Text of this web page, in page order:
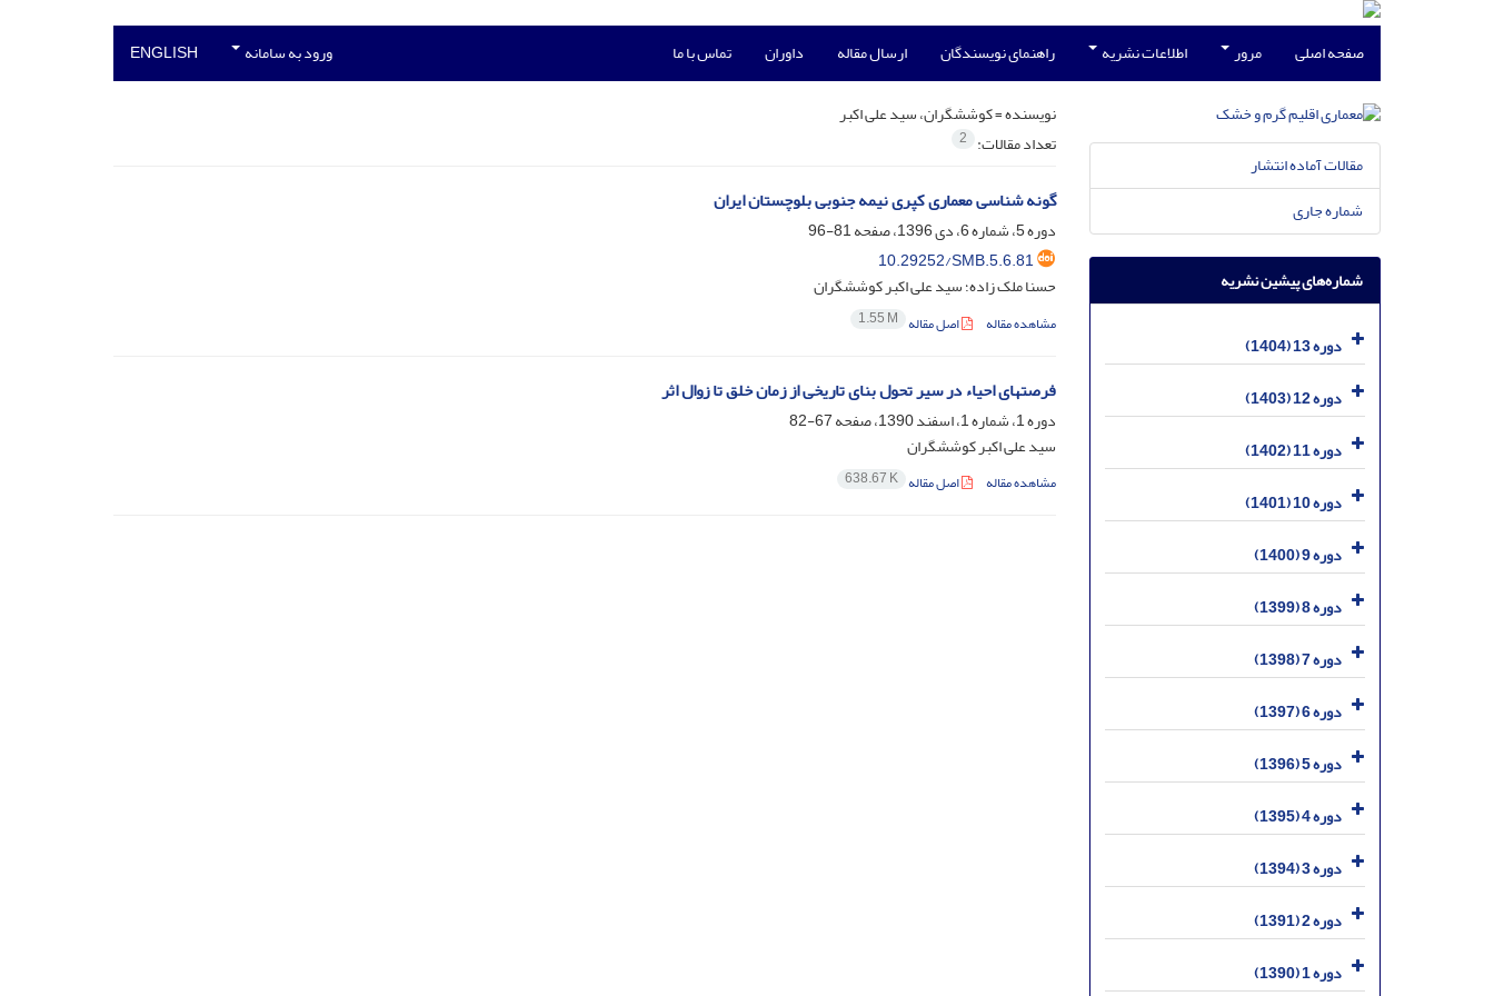
صفحه اصلی مرور اطلاعات نشریه راهنمای نویسندگان ارسال مقاله داوران تماس با ما ورود به سامانه ENGLISH
نویسنده =کوششگران، سید علی اکبر
تعداد مقالات: 2
گونه شناسی معماری کپری نیمه جنوبی بلوچستان ایران
دوره 5، شماره 6، دی 1396، صفحه
81-96
10.29252/SMB.5.6.81
حسنا ملک زاده؛ سید علی اکبر کوششگران
مشاهده مقاله اصل مقاله 1.55 M
فرصتهای احیاء در سیر تحول بنای تاریخی از زمان خلق تا زوال اثر
دوره 1، شماره 1، اسفند 1390، صفحه
67-82
سید علی اکبر کوششگران
مشاهده مقاله اصل مقاله 638.67 K
مقالات آماده انتشار
شماره جاری
شماره‌های پیشین نشریه
دوره 13 (1404)
دوره 12 (1403)
دوره 11 (1402)
دوره 10 (1401)
دوره 9 (1400)
دوره 8 (1399)
دوره 7 (1398)
دوره 6 (1397)
دوره 5 (1396)
دوره 4 (1395)
دوره 3 (1394)
دوره 2 (1391)
دوره 1 (1390)